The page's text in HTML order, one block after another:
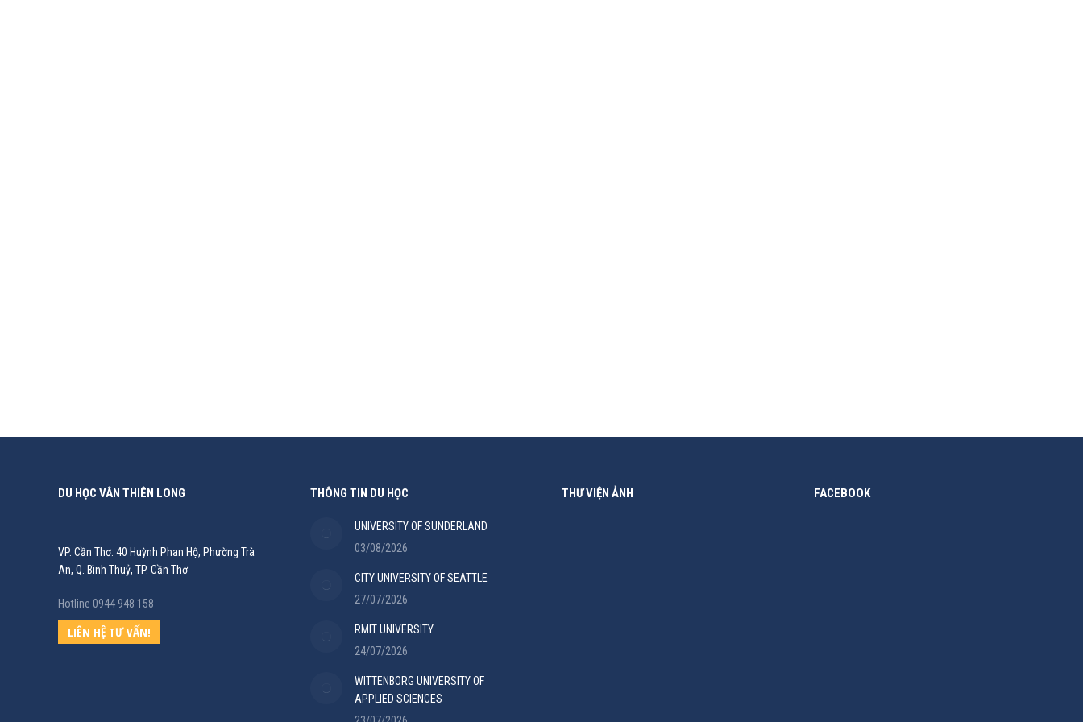
DU HỌC VÂN THIÊN LONG
VP. Cần Thơ: 40 Huỳnh Phan Hộ, Phường Trà
An, Q. Bình Thuỷ, TP. Cần Thơ
Hotline 0944 948 158
LIÊN HỆ TƯ VẤN!
THÔNG TIN DU HỌC
UNIVERSITY OF SUNDERLAND
03/08/2026
CITY UNIVERSITY OF SEATTLE
27/07/2026
RMIT UNIVERSITY
24/07/2026
WITTENBORG UNIVERSITY OF
APPLIED SCIENCES
THƯ VIỆN ẢNH FACEBOOK